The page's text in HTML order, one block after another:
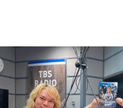
お知らせ
イベント・グッズ
YouTube
会社情報